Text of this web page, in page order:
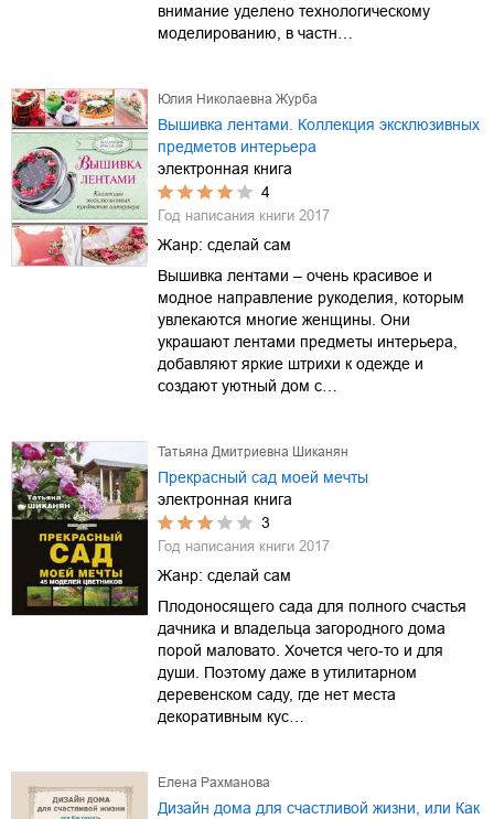
внимание уделено технологическому
моделированию, в частн…
Юлия Николаевна Журба
Вышивка лентами. Коллекция эксклюзивных
предметов интерьера
электронная книга
4
Год написания книги 2017
Жанр: сделай сам
Вышивка лентами – очень красивое и
модное направление рукоделия, которым
увлекаются многие женщины. Они
украшают лентами предметы интерьера,
добавляют яркие штрихи к одежде и
создают уютный дом с…
Татьяна Дмитриевна Шиканян
Прекрасный сад моей мечты
электронная книга
3
Год написания книги 2017
Жанр: сделай сам
Плодоносящего сада для полного счастья
дачника и владельца загородного дома
порой маловато. Хочется чего-то и для
души. Поэтому даже в утилитарном
деревенском саду, где нет места
декоративным кус…
Елена Рахманова
Дизайн дома для счастливой жизни, или Как